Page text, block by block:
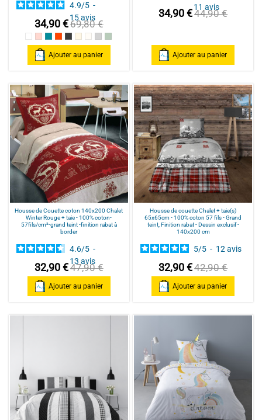
4.9/5 -
15avis
34,90 €69,80 €
BlancRose poudré / Light pink
Bleu Canard
Terracotta
Anthracite
MasticNaturel
gris clair
celadon
Ajouter au panier
11avis
34,90 €44,90 €
Ajouter au panier
Housse de Couette coton 140x200 Chalet
Winter Rouge + taie - 100% coton-
57fils/cm²-grand teint -finition rabat à
border
4.6/5 -
13 avis
32,90 €47,90 €
Ajouter au panier
Housse de couette Chalet + taie(s)
65x65cm - 100% coton 57 fils - Grand
teint, Finition rabat - Dessin exclusif -
140x200 cm
5/5 - 12avis
32,90 €42,90 €
Ajouter au panier